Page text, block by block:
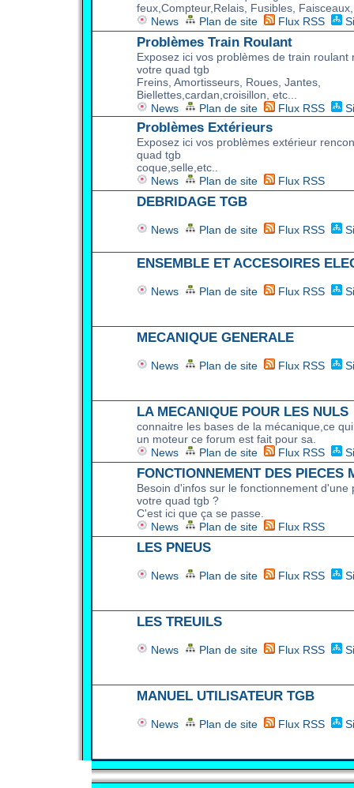
feux,Compteur,Relais, Fusibles,
News
Plan de site Flux RSS
Problèmes Train Roulant
Exposez ici vos problèmes de train roulant
votre quad tgb
Freins, Amortisseurs, Roues, Jantes,
Biellettes,cardan,croisillon, etc...
News
Plan de site Flux RSS
Problèmes Extérieurs
Exposez ici vos problèmes extérieur
quad tgb
coque,selle,etc..
News
Plan de site Flux RSS
DEBRIDAGE TGB
News Plan de site Flux RSS
ENSEMBLE ET ACCESOIRES
News Plan de site Flux RSS
MECANIQUE GENERALE
News Plan de site Flux RSS
LA MECANIQUE POUR LES NULS
connaitre les bases de la mécanique,ce
un moteur ce forum est fait pour sa.
News
Plan de site Flux RSS
FONCTIONNEMENT DES PIECES
Besoin d'infos sur le fonctionnement d'une
votre quad tgb ?
C'est ici que ça se passe.
News
Plan de site Flux RSS
LES PNEUS
News Plan de site Flux RSS
LES TREUILS
News Plan de site Flux RSS
MANUEL UTILISATEUR TGB
News Plan de site Flux RSS